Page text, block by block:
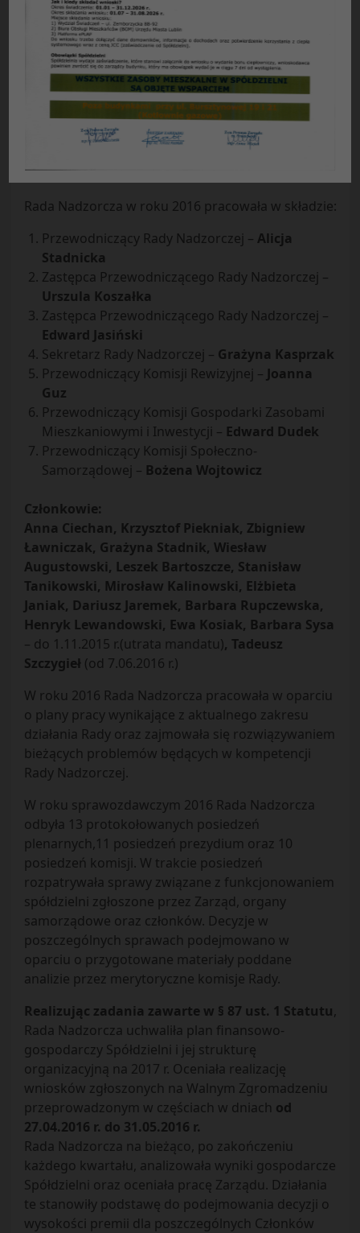
SPRAWOZDANIE
Rady Nadzorczej Spółdzielni Mieszkaniowej
„Czuby” w Lublinie
z działalności w 2016 roku
Zgodnie z przepisami ustawy – Prawo spółdzielcze,
ustawy o spółdzielniach mieszkaniowych i Statutu
naszej Spółdzielni, Rada Nadzorcza przedstawia
działalności w roku 2016.
Rada Nadzorcza w roku 2016 pracowała w składzie:
Przewodniczący Rady Nadzorczej – Alicja
Stadnicka
Zastępca Przewodniczącego Rady Nadzorczej –
Urszula Koszałka
Zastępca Przewodniczącego Rady Nadzorczej –
Edward Jasiński
Sekretarz Rady Nadzorczej – Grażyna Kasprzak
Przewodniczący Komisji Rewizyjnej – Joanna
Guz
Przewodniczący Komisji Gospodarki Zasobami
Mieszkaniowymi i Inwestycji – Edward Dudek
Przewodniczący Komisji Społeczno-
Samorządowej – Bożena Wojtowicz
Członkowie:
Anna Ciechan, Krzysztof Piekniak, Zbigniew
Ławniczak, Grażyna Stadnik, Wiesław
Augustowski, Leszek Bartoszcze, Stanisław
Tanikowski, Mirosław Kalinowski, Elżbieta
Janiak, Dariusz Jaremek, Barbara Rupczewska,
Henryk Lewandowski, Ewa Kosiak, Barbara Sysa
– do 1.11.2015 r.(utrata mandatu), Tadeusz
Szczygieł (od 7.06.2016 r.)
W roku 2016 Rada Nadzorcza pracowała w oparciu
o plany pracy wynikające z aktualnego zakresu
działania Rady oraz zajmowała się rozwiązywaniem
bieżących problemów będących w kompetencji
Rady Nadzorczej.
W roku sprawozdawczym 2016 Rada Nadzorcza
odbyła 13 protokołowanych posiedzeń
plenarnych,11 posiedzeń prezydium oraz 10
posiedzeń komisji. W trakcie posiedzeń
rozpatrywała sprawy związane z funkcjonowaniem
spółdzielni zgłoszone przez Zarząd, organy
samorządowe oraz członków. Decyzje w
poszczególnych sprawach podejmowano w
oparciu o przygotowane materiały poddane
analizie przez merytoryczne komisje Rady.
Realizując zadania zawarte w § 87 ust. 1 Statutu,
Rada Nadzorcza uchwaliła plan finansowo-
gospodarczy Spółdzielni i jej strukturę
organizacyjną na 2017 r. Oceniała realizację
wniosków zgłoszonych na Walnym Zgromadzeniu
przeprowadzonym w częściach w dniach od
27.04.2016 r. do 31.05.2016 r.
Rada Nadzorcza na bieżąco, po zakończeniu
każdego kwartału, analizowała wyniki gospodarcze
Spółdzielni oraz oceniała pracę Zarządu. Działania
te stanowiły podstawę do podejmowania decyzji o
wysokości premii dla poszczególnych Członków